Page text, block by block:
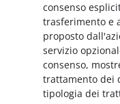
consenso
trasferimento e
proposto
servizio
consenso,
trattamento dei
tipologia dei